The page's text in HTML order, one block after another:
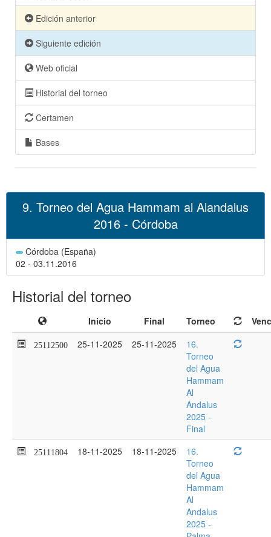
Edición anterior
Siguiente edición
Web oficial
Historial del torneo
Certamen
Bases
9. Torneo del Agua Hammam al Alandalus
2016 - Córdoba
Córdoba (España)
02 - 03.11.2016
Historial del torneo
Inicio Final Torneo
25112500 25-11-2025 25-11-2025
16.
Torneo
del Agua
Hammam
Al
Andalus
2025 -
Final
25111804 18-11-2025 18-11-2025
16.
Torneo
del Agua
Hammam
Al
Andalus
2025 -